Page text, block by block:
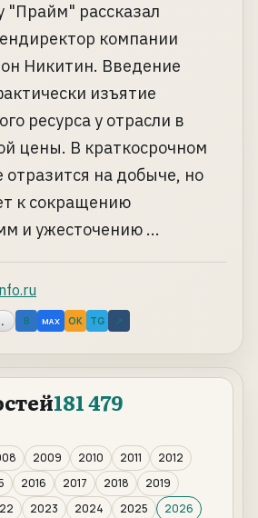
"Прайм" рассказал
компании
Никитин. Введение
изъятие
ресурса у отрасли в
цены. В краткосрочном
отразится на добыче, но
к сокращению
и ужесточению ...
B MAX OK TG ↗
181 479
2009 2010 2011
2012
2016 2017 2018
2019
2023 2024 2025
2026